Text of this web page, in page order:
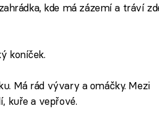
kde má zázemí a tráví
koníček.
Má rád vývary a omáčky. Mezi
kuře a vepřové.